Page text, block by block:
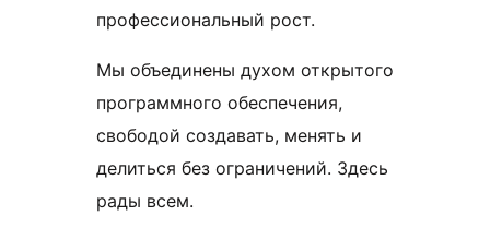
профессиональный рост.
Мы объединены духом открытого
программного обеспечения,
свободой создавать, менять и
делиться без ограничений. Здесь
рады всем.